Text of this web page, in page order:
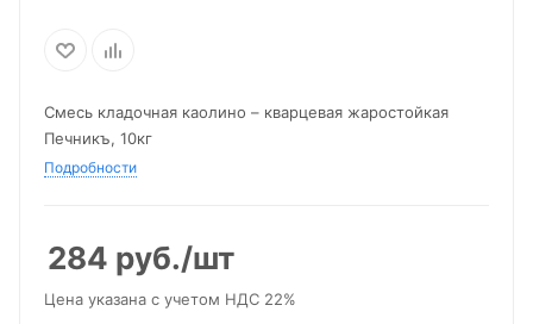
Смесь кладочная каолино – кварцевая жаростойкая
Печникъ, 10кг
Подробности
284 руб./шт
Цена указана с учетом НДС 22%